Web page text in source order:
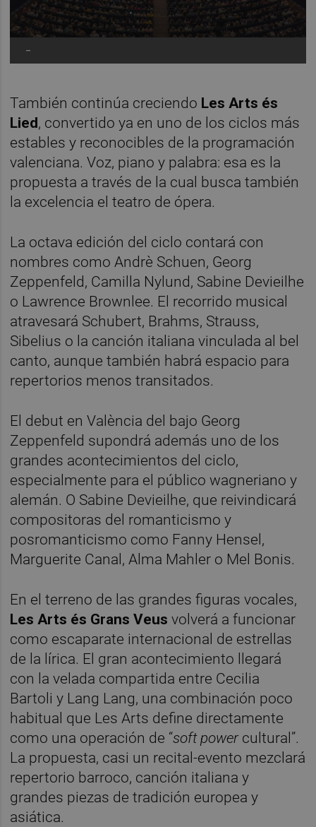
-
También continúa creciendo Les Arts és
Lied, convertido ya en uno de los ciclos más
estables y reconocibles de la programación
valenciana. Voz, piano y palabra: esa es la
propuesta a través de la cual busca también
la excelencia el teatro de ópera.
La octava edición del ciclo contará con
nombres como Andrè Schuen, Georg
Zeppenfeld, Camilla Nylund, Sabine Devieilhe
o Lawrence Brownlee. El recorrido musical
atravesará Schubert, Brahms, Strauss,
Sibelius o la canción italiana vinculada al bel
canto, aunque también habrá espacio para
repertorios menos transitados.
El debut en València del bajo Georg
Zeppenfeld supondrá además uno de los
grandes acontecimientos del ciclo,
especialmente para el público wagneriano y
alemán. O Sabine Devieilhe, que reivindicará
compositoras del romanticismo y
posromanticismo como Fanny Hensel,
Marguerite Canal, Alma Mahler o Mel Bonis.
En el terreno de las grandes figuras vocales,
Les Arts és Grans Veus volverá a funcionar
como escaparate internacional de estrellas
de la lírica. El gran acontecimiento llegará
con la velada compartida entre Cecilia
Bartoli y Lang Lang, una combinación poco
habitual que Les Arts define directamente
como una operación de “soft power cultural”.
La propuesta, casi un recital-evento mezclará
repertorio barroco, canción italiana y
grandes piezas de tradición europea y
asiática.